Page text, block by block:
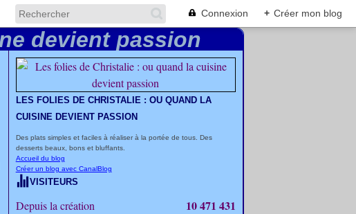
Connexion + Créer mon blog
LES FOLIES DE CHRISTALIE : OU QUAND LA
CUISINE DEVIENT PASSION
Des plats simples et faciles à réaliser à la portée de tous. Des
desserts beaux, bons et bluffants.
Accueil du blog
Créer un blog avec CanalBlog
VISITEURS
Depuis la création 10 471 431